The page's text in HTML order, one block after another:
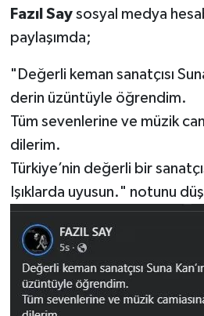
Fazıl Say sosyal medya
paylaşımda;
"Değerli keman sanatçısı
derin üzüntüyle öğrendim.
Tüm sevenlerine ve müzik
dilerim.
Türkiye’nin değerli bir
Işıklarda uyusun." notunu